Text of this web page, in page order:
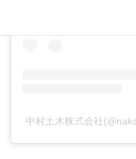
中村土木株式会社